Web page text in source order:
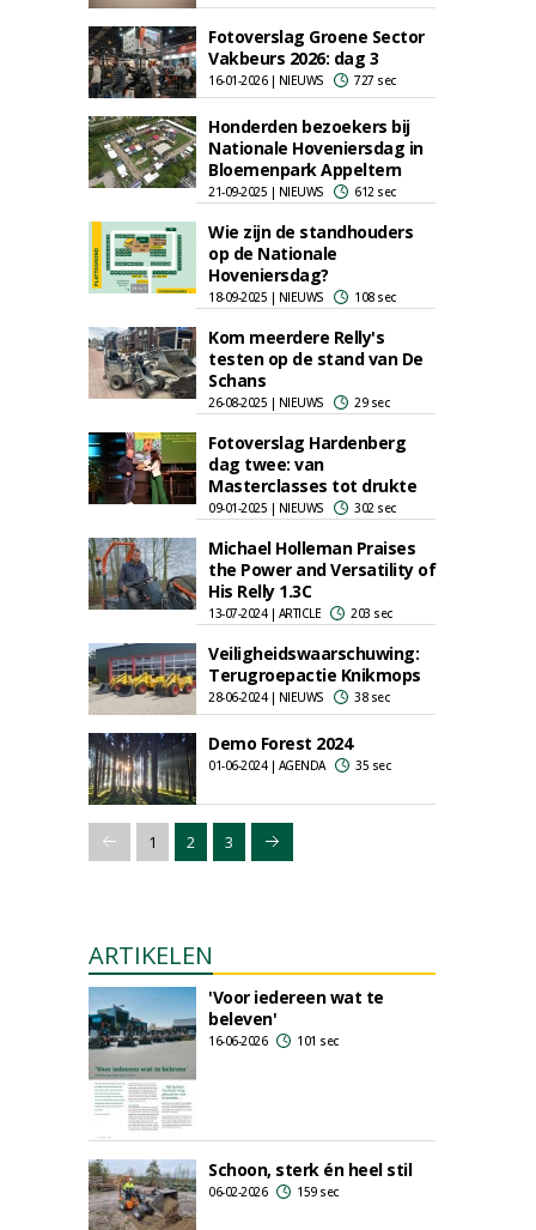
Fotoverslag Groene Sector
Vakbeurs 2026: dag 3
16-01-2026 | NIEUWS 727 sec
Honderden bezoekers bij
Nationale Hoveniersdag in
Bloemenpark Appeltern
21-09-2025 | NIEUWS 612 sec
Wie zijn de standhouders
op de Nationale
Hoveniersdag?
18-09-2025 | NIEUWS 108 sec
Kom meerdere Relly's
testen op de stand van De
Schans
26-08-2025 | NIEUWS 29 sec
Fotoverslag Hardenberg
dag twee: van
Masterclasses tot drukte
09-01-2025 | NIEUWS 302 sec
Michael Holleman Praises
the Power and Versatility of
His Relly 1.3C
13-07-2024 | ARTICLE 203 sec
Veiligheidswaarschuwing:
Terugroepactie Knikmops
28-06-2024 | NIEUWS 38 sec
Demo Forest 2024
01-06-2024 | AGENDA 35 sec
1 2 3
ARTIKELEN
'Voor iedereen wat te
beleven'
16-06-2026 101 sec
Schoon, sterk én heel stil
06-02-2026 159 sec